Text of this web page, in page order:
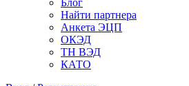
Блог
Найти партнера
Анкета ЭЦП
ОКЭД
ТН ВЭД
КАТО